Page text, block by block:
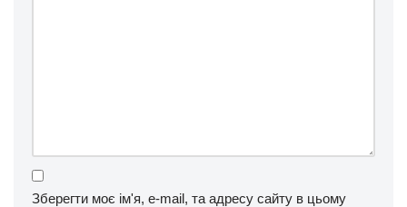
Зберегти моє ім'я, e-mail, та адресу сайту в цьому